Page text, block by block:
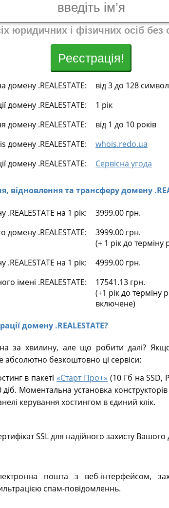
юридичних і фізичних осіб без
Реєстрація!
домену .REALESTATE:
від 3 до 128
домену .REALESTATE:
1 рік
.REALESTATE:
від 1 до 10 років
домену .REALESTATE:
whois.redo.ua
домену .REALESTATE:
Сервісна угода
відновлення та трансферу домену
.REALESTATE на 1 рік:
3999.00 грн.
.REALESTATE:
3999.00 грн.
(+ 1 рік до терміну
на 1 рік:
4999.00 грн.
імені .REALESTATE:
17541.13 грн.
(+1 рік до терміну
включене)
домену .REALESTATE?
за хвилину, але що робити далі?
абсолютно безкоштовно ці сервіси:
в пакеті «Старт Про+» (10 Гб на SSD,
діб. Моментальна установка конструкторів
керування хостингом в єдиний клік.
SSL для надійного захисту
пошта з веб-інтерфейсом,
спам-повідомленнь.